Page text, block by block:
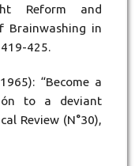
Reform and
Brainwashing in
425.
“Become a
to a deviant
Review (N°30),